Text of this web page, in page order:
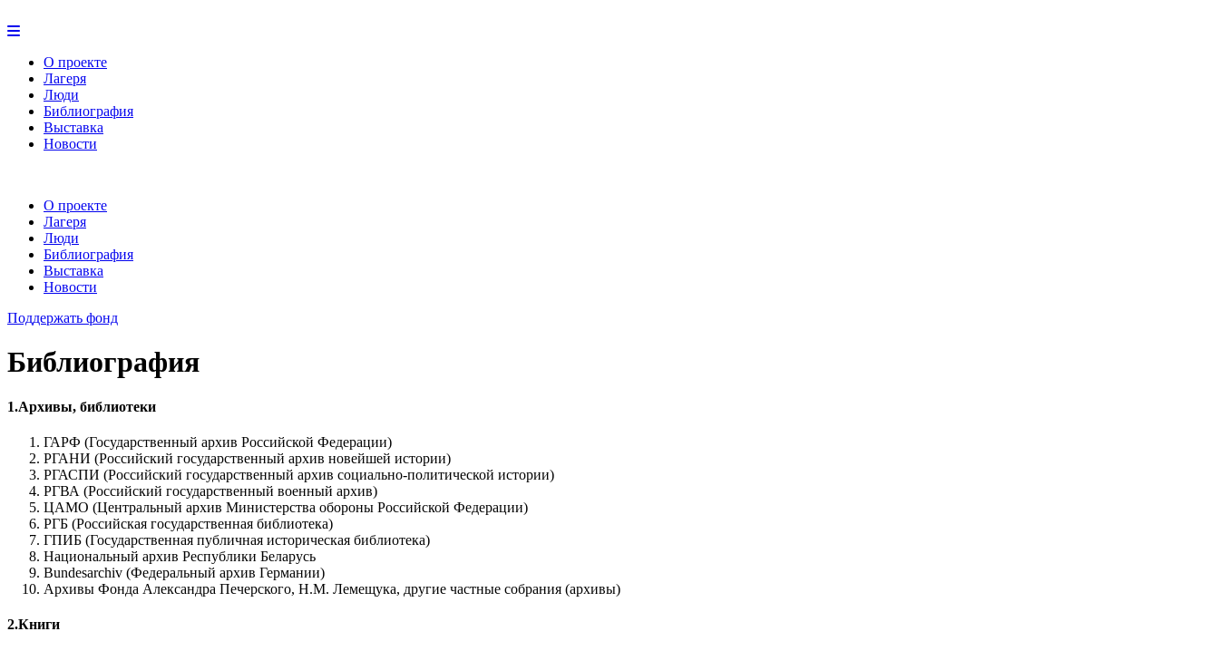
О проекте
Лагеря
Люди
Библиография
Выставка
Новости
О проекте
Лагеря
Люди
Библиография
Выставка
Новости
Поддержать фонд
Библиография
1.Архивы, библиотеки
ГАРФ (Государственный архив Российской Федерации)
РГАНИ (Российский государственный архив новейшей истории)
РГАСПИ (Российский государственный архив социально-политической истории)
РГВА (Российский государственный военный архив)
ЦАМО (Центральный архив Министерства обороны Российской Федерации)
РГБ (Российская государственная библиотека)
ГПИБ (Государственная публичная историческая библиотека)
Национальный архив Республики Беларусь
Bundesarchiv (Федеральный архив Германии)
Архивы Фонда Александра Печерского, Н.М. Лемещука, другие частные собрания (архивы)
2.Книги